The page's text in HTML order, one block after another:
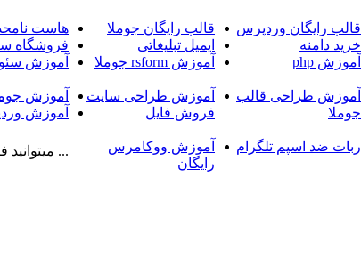
قالب رایگان وردپرس قالب رایگان جوملا هاست
خرید دامنه ایمیل تبلیغاتی فروشگاه
آموزش php آموزش rsform جوملا آموزش
آموزش طراحی قالب
جوملا
آموزش طراحی سایت
فروش فایل
آموزش
آموزش
ربات ضد اسپم تلگرام
آموزش ووکامرس
رایگان
... میتوانید